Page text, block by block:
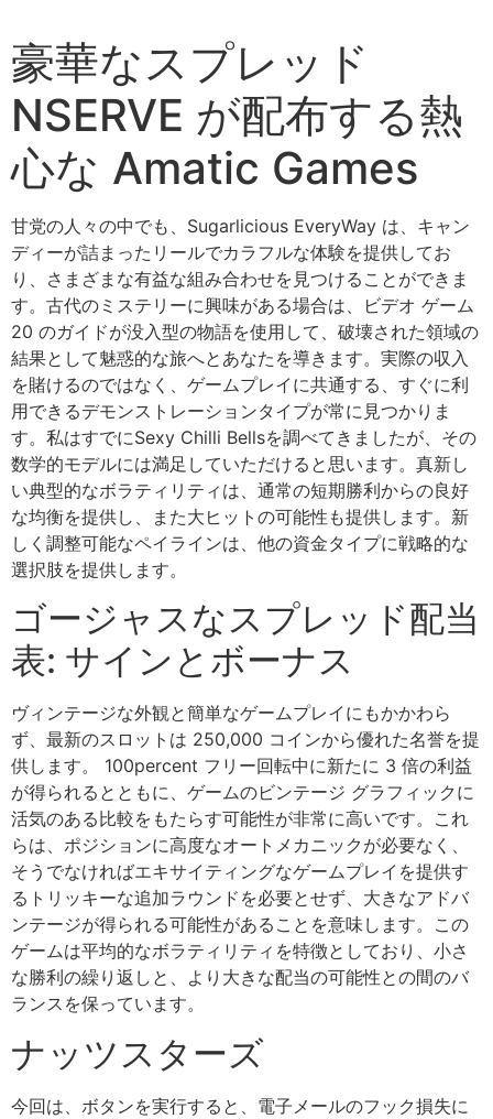
豪華なスプレッド
NSERVE が配布する熱
心な Amatic Games
甘党の人々の中でも、Sugarlicious EveryWay は、キャン
ディーが詰まったリールでカラフルな体験を提供してお
り、さまざまな有益な組み合わせを見つけることができま
す。古代のミステリーに興味がある場合は、ビデオ ゲーム
20 のガイドが没入型の物語を使用して、破壊された領域の
結果として魅惑的な旅へとあなたを導きます。実際の収入
を賭けるのではなく、ゲームプレイに共通する、すぐに利
用できるデモンストレーションタイプが常に見つかりま
す。私はすでにSexy Chilli Bellsを調べてきましたが、その
数学的モデルには満足していただけると思います。真新し
い典型的なボラティリティは、通常の短期勝利からの良好
な均衡を提供し、また大ヒットの可能性も提供します。新
しく調整可能なペイラインは、他の資金タイプに戦略的な
選択肢を提供します。
ゴージャスなスプレッド配当
表: サインとボーナス
ヴィンテージな外観と簡単なゲームプレイにもかかわら
ず、最新のスロットは 250,000 コインから優れた名誉を提
供します。 100percent フリー回転中に新たに 3 倍の利益
が得られるとともに、ゲームのビンテージ グラフィックに
活気のある比較をもたらす可能性が非常に高いです。これ
らは、ポジションに高度なオートメカニックが必要なく、
そうでなければエキサイティングなゲームプレイを提供す
るトリッキーな追加ラウンドを必要とせず、大きなアドバ
ンテージが得られる可能性があることを意味します。この
ゲームは平均的なボラティリティを特徴としており、小さ
な勝利の繰り返しと、より大きな配当の可能性との間のバ
ランスを保っています。
ナッツスターズ
今回は、ボタンを実行すると、電子メールのフック損失に